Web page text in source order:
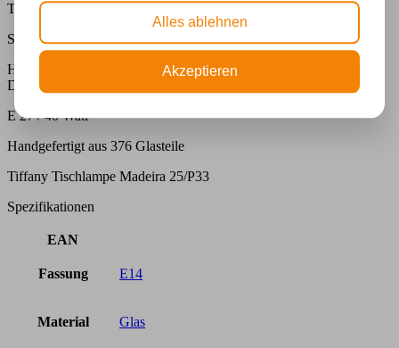
Tiffany Tischlampe Madeira 25/P33
Spezifikationen
Hoch : 40 cm.
Durchmesser Schirm : 25 cm.
E 27 / 40 Watt
Handgefertigt aus 376 Glasteile
Tiffany Tischlampe Madeira 25/P33
Spezifikationen
EAN
Fassung E14
Material Glas
Alles ablehnen
Akzeptieren